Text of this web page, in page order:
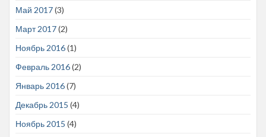
Май 2017(3)
Март 2017(2)
Ноябрь 2016(1)
Февраль 2016(2)
Январь 2016(7)
Декабрь 2015 (4)
Ноябрь 2015 (4)